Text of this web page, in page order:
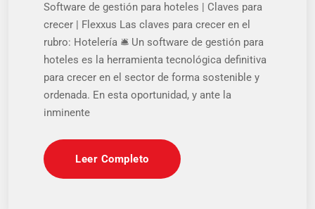
Software de gestión para hoteles | Claves para
crecer | Flexxus Las claves para crecer en el
rubro: Hotelería 🛎️ Un software de gestión para
hoteles es la herramienta tecnológica definitiva
para crecer en el sector de forma sostenible y
ordenada. En esta oportunidad, y ante la
inminente
Leer Completo